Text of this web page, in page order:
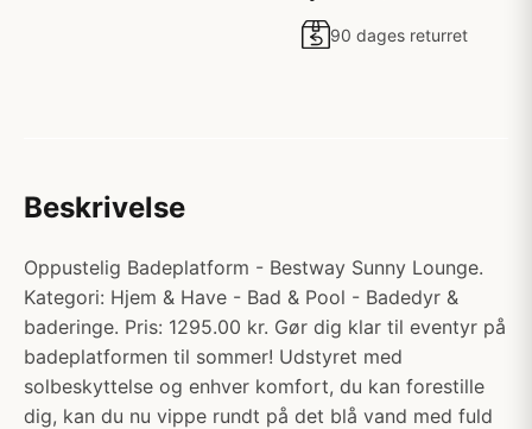
90 dages returret
Beskrivelse
Oppustelig Badeplatform - Bestway Sunny Lounge.
Kategori: Hjem & Have - Bad & Pool - Badedyr &
baderinge. Pris: 1295.00 kr. Gør dig klar til eventyr på
badeplatformen til sommer! Udstyret med
solbeskyttelse og enhver komfort, du kan forestille
dig, kan du nu vippe rundt på det blå vand med fuld